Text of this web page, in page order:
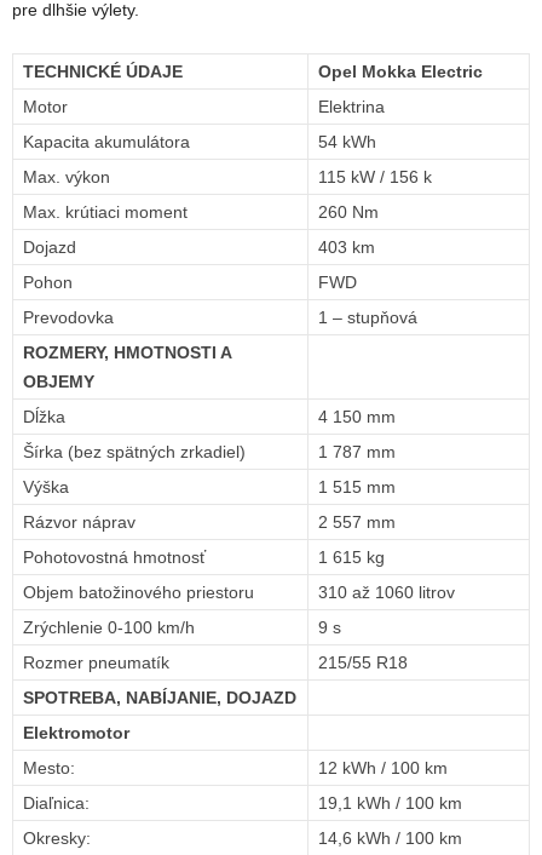
pre dlhšie výlety.
TECHNICKÉ ÚDAJE
Opel Mokka Electric
Motor
Elektrina
Kapacita akumulátora
54 kWh
Max. výkon
115 kW / 156 k
Max. krútiaci moment
260 Nm
Dojazd
403 km
Pohon
FWD
Prevodovka
1 – stupňová
ROZMERY, HMOTNOSTI A
OBJEMY
Dĺžka
4 150 mm
Šírka (bez spätných zrkadiel)
1 787 mm
Výška
1 515 mm
Rázvor náprav
2 557 mm
Pohotovostná hmotnosť
1 615 kg
Objem batožinového priestoru
310 až 1060 litrov
Zrýchlenie 0-100 km/h
9 s
Rozmer pneumatík
215/55 R18
SPOTREBA, NABÍJANIE, DOJAZD
Elektromotor
Mesto:
12 kWh / 100 km
Diaľnica:
19,1 kWh / 100 km
Okresky:
14,6 kWh / 100 km